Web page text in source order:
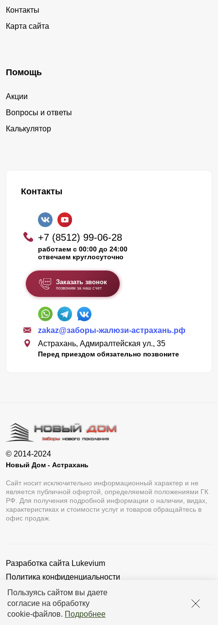
Пользуясь сайтом вы даете
согласие на обработку
cookie-файлов. Подробнее
Контакты
Карта сайта
Помощь
Акции
Вопросы и ответы
Калькулятор
Контакты
+7 (8512) 99-06-28
работаем с 00:00 до 24:00
отвечаем круглосуточно
Заказать звонок
позвоним за наш счет
zakaz@заборы-жалюзи-астрахань.рф
Астрахань, Адмиралтейская ул., 35
Перед приездом обязательно позвоните
© 2014-2024
Новый Дом - Астрахань
Сайт носит исключительно информационный характер и не
является публичной офертой, определяемой положениями ГК
РФ. Для получения подробной информации о наличии, видах,
характеристиках и стоимости услуг и товаров обращайтесь в
офис продаж.
Разработка сайта Lukevium
Политика конфиденциальности
Пользовательское соглашение